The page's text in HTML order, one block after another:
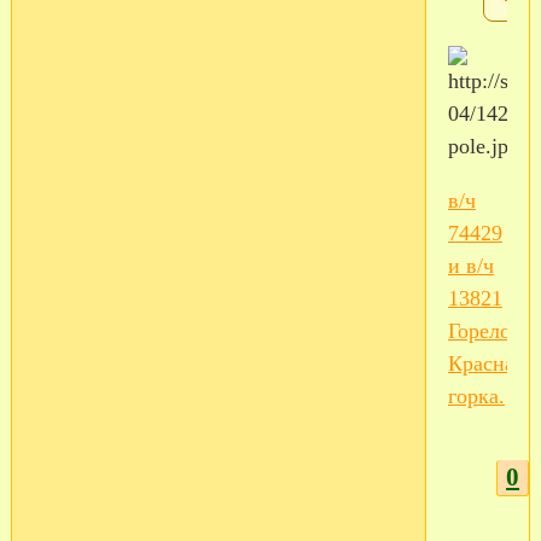
в/ч
74429
и в/ч
13821
Горелово,
Красная
горка.
0